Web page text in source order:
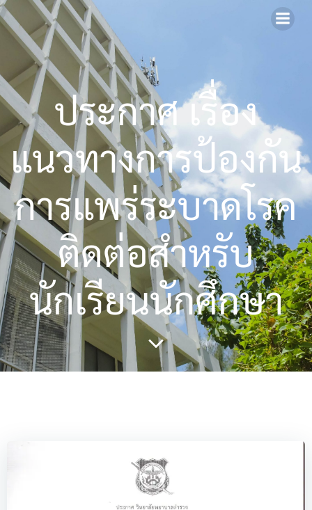
ประกาศ เรื่อง
แนวทางการป้องกัน
การแพร่ระบาดโรค
ติดต่อสำหรับ
นักเรียนนักศึกษา